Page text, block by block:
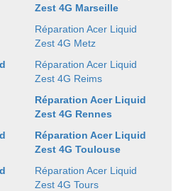
Zest 4G Marseille
Réparation Acer Liquid
Zest 4G Metz
Réparation Acer Liquid
Zest 4G Reims
Réparation Acer Liquid
Zest 4G Rennes
Réparation Acer Liquid
Zest 4G Toulouse
Réparation Acer Liquid
Zest 4G Tours